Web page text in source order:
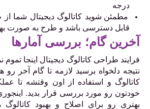
درجه
مطمئن شوید کاتالوگ دیجیتال شما
قابل دسترسی باشد و طرح به صورت
آخرین گام؛ بررسی آمارها
فرایند طراحی کاتالوگ دیجیتال اینجا تموم
نتیجه دلخواه برسید لازمه تا گام آخر رو
کاتالوگ و استفاده از اون وقتشه تا
خودتون رو مورد بررسی قرار بدید.
بهتری رو برای اصلاح و بهبود کاتالوگ